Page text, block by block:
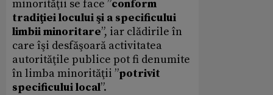
minorităţii se face ”conform
tradiţiei locului şi a specificului
limbii minoritare”, iar clădirile în
care îşi desfăşoară activitatea
autorităţile publice pot fi denumite
în limba minorităţii ”potrivit
specificului local”.